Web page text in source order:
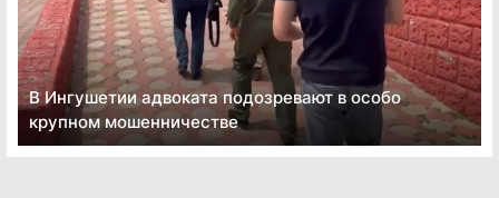
В Ингушетии адвоката подозревают в особо
крупном мошенничестве